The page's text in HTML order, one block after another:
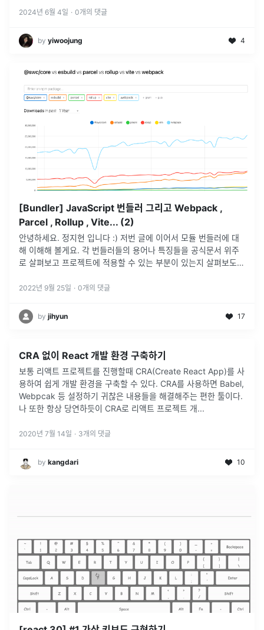
2024년 6월 4일 · 0개의 댓글
by yiwoojung 4
[Bundler] JavaScript 번들러 그리고 Webpack ,
Parcel , Rollup , Vite... (2)
안녕하세요. 정지현 입니다 :) 저번 글에 이어서 모듈 번들러에 대
해 이해해 볼게요. 각 번들러들의 용어나 특징들을 공식문서 위주
로 살펴보고 프로젝트에 적용할 수 있는 부분이 있는지 살펴보도록
!...
2022년 9월 25일 · 0개의 댓글
by jihyun 17
CRA 없이 React 개발 환경 구축하기
보통 리액트 프로젝트를 진행할때 CRA(Create React App)를 사
용하여 쉽게 개발 환경을 구축할 수 있다. CRA를 사용하면 Babel,
Webpcak 등 설정하기 귀찮은 내용들을 해결해주는 편한 툴이다.
나 또한 항상 당연하듯이 CRA로 리액트 프로젝트 개...
2020년 7월 14일 · 3개의 댓글
by kangdari 10